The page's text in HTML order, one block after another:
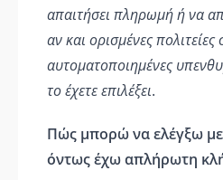
απαιτήσει πληρωμή ή να
αν και ορισμένες πολιτείες
αυτοματοποιημένες
το έχετε επιλέξει.
Πώς μπορώ να ελέγξω
όντως έχω απλήρωτη